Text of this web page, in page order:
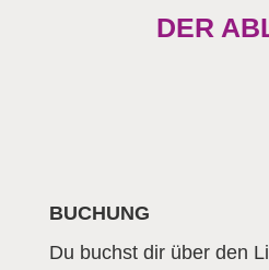
DER
BUCHUNG
Du buchst dir über den